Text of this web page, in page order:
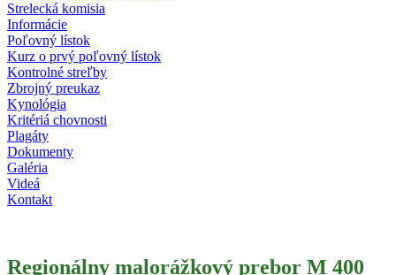
Strelecká komisia
Informácie
Poľovný lístok
Kurz o prvý poľovný lístok
Kontrolné streľby
Zbrojný preukaz
Kynológia
Kritériá chovnosti
Plagáty
Dokumenty
Galéria
Videá
Kontakt
Regionálny malorážkový prebor M 400